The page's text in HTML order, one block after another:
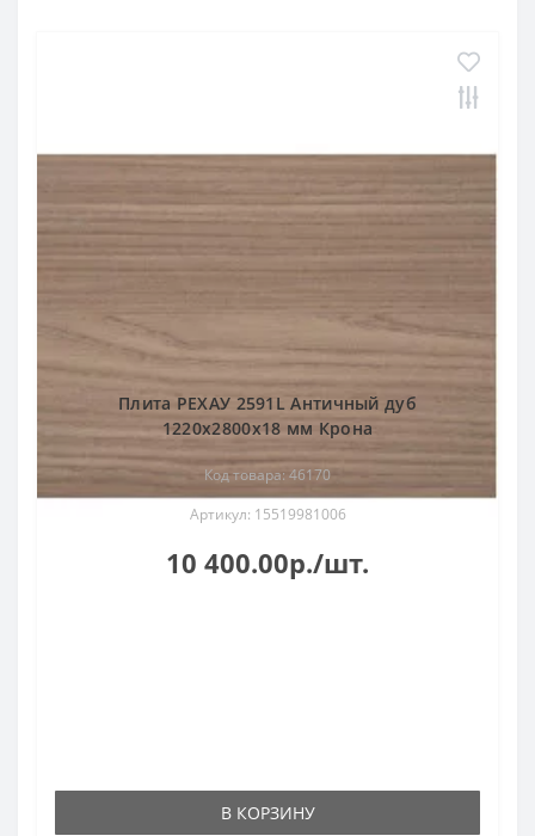
Плита РЕХАУ 2591L Античный дуб
1220x2800x18 мм Крона
Код товара: 46170
Артикул: 15519981006
10 400.00р./шт.
В КОРЗИНУ